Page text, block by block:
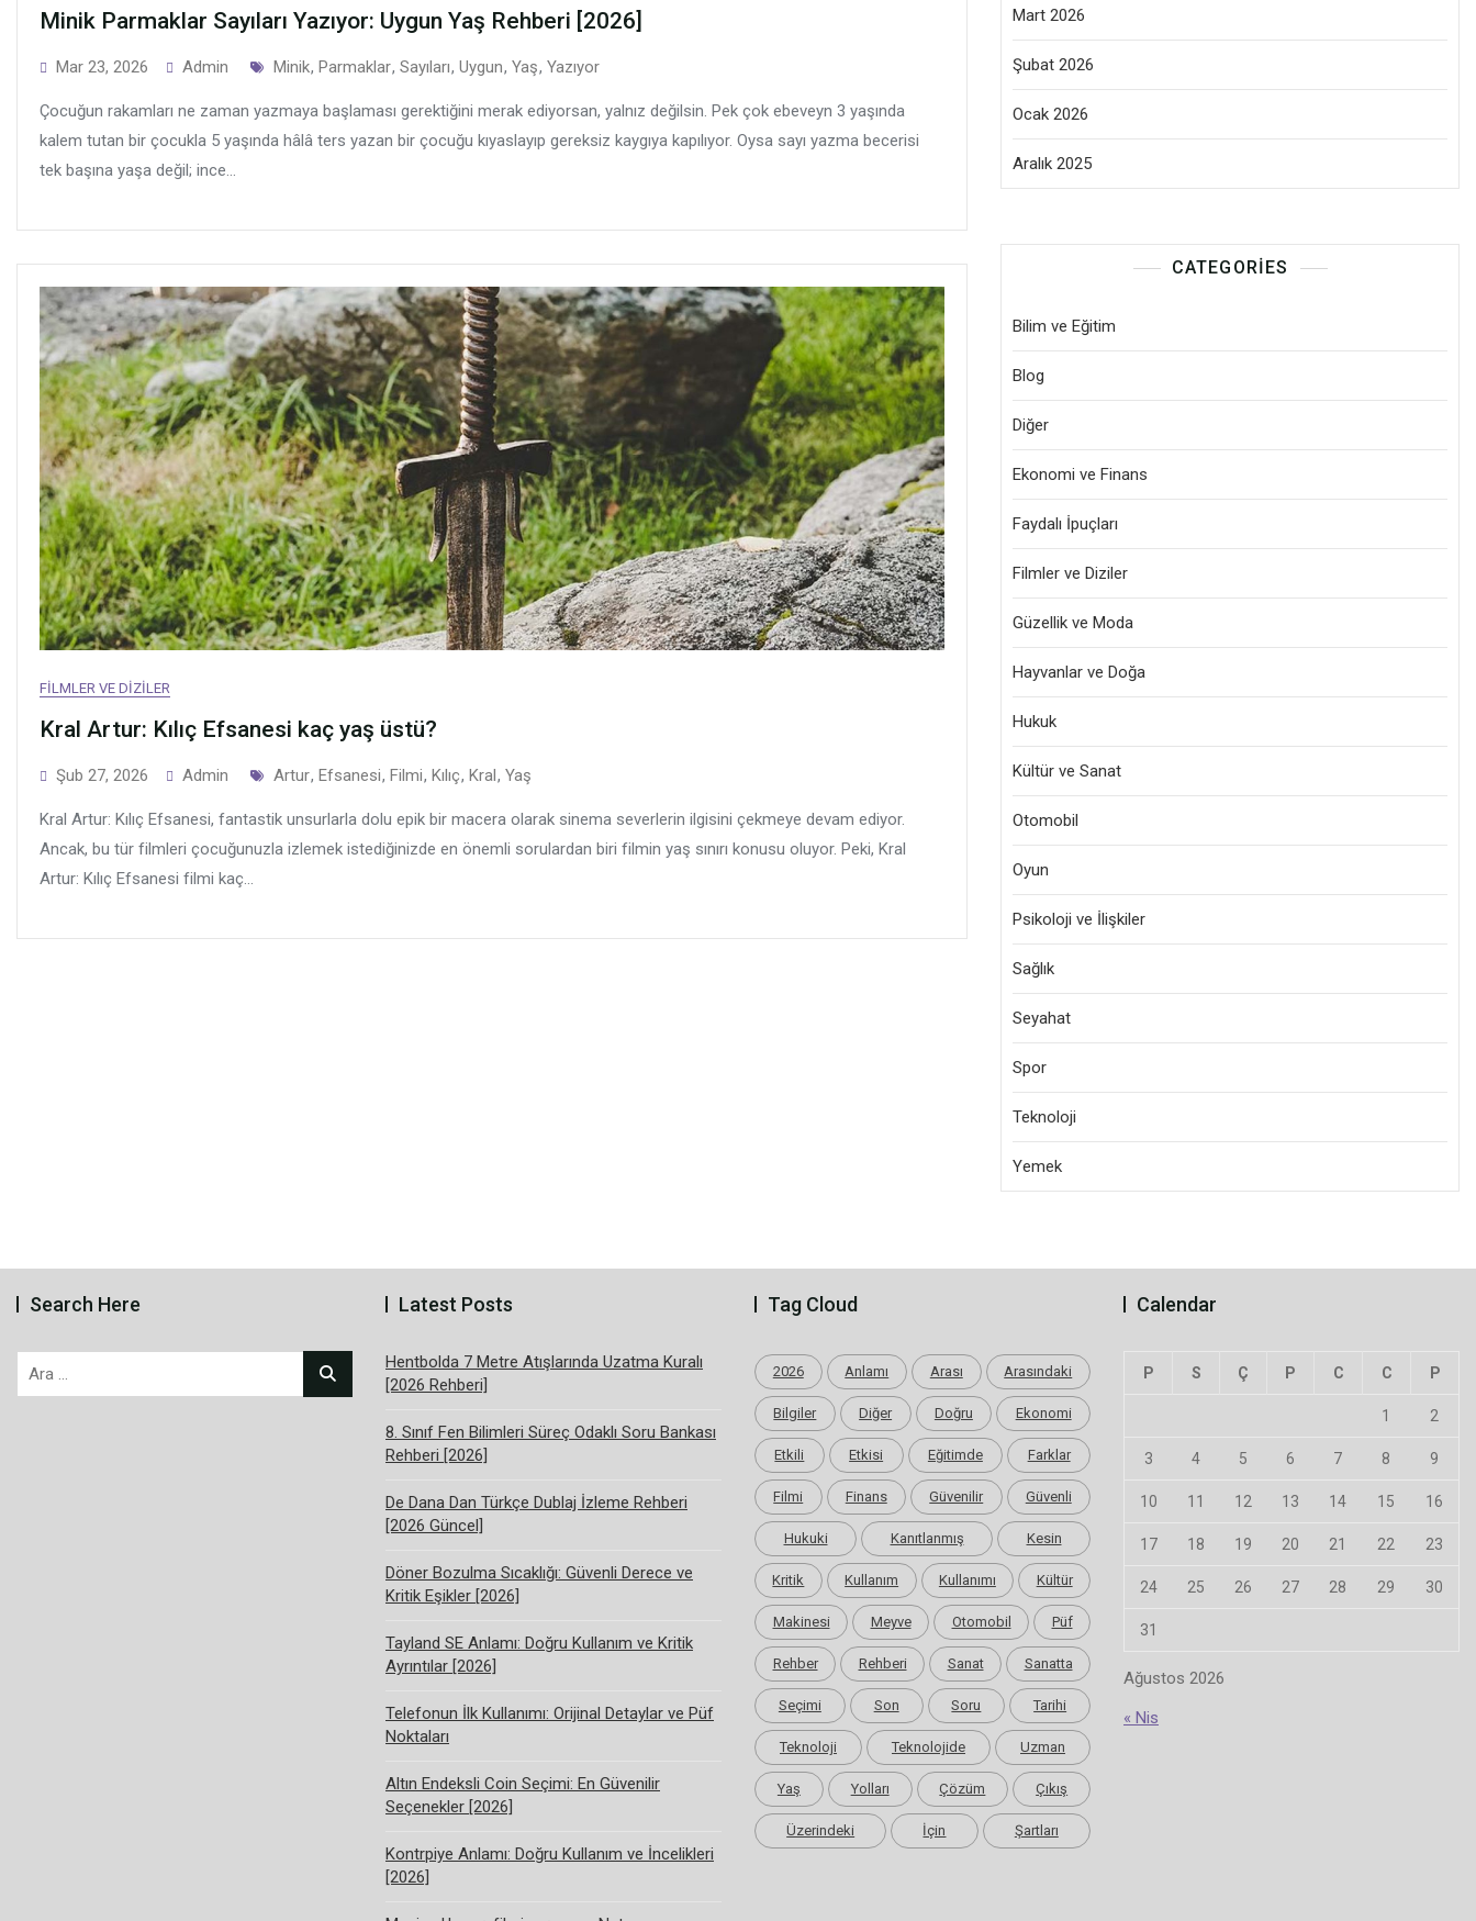
Minik Parmaklar Sayıları Yazıyor: Uygun Yaş Rehberi [2026]
Mar 23, 2026 Admin Tags
Minik, Parmaklar, Sayıları, Uygun, Yaş, Yazıyor
Çocuğun rakamları ne zaman yazmaya başlaması gerektiğini merak ediyorsan, yalnız değilsin. Pek çok ebeveyn 3 yaşında
kalem tutan bir çocukla 5 yaşında hâlâ ters yazan bir çocuğu kıyaslayıp gereksiz kaygıya kapılıyor. Oysa sayı yazma becerisi
tek başına yaşa değil; ince...
FILMLER VE DIZILER
Kral Artur: Kılıç Efsanesi kaç yaş üstü?
Şub 27, 2026 Admin Tags
Artur, Efsanesi, Filmi, Kılıç, Kral, Yaş
Kral Artur: Kılıç Efsanesi, fantastik unsurlarla dolu epik bir macera olarak sinema severlerin ilgisini çekmeye devam ediyor.
Ancak, bu tür filmleri çocuğunuzla izlemek istediğinizde en önemli sorulardan biri filmin yaş sınırı konusu oluyor. Peki, Kral
Artur: Kılıç Efsanesi filmi kaç...
Mart 2026
Şubat 2026
Ocak 2026
Aralık 2025
CATEGORIES
Bilim ve Eğitim
Blog
Diğer
Ekonomi ve Finans
Faydalı İpuçları
Filmler ve Diziler
Güzellik ve Moda
Hayvanlar ve Doğa
Hukuk
Kültür ve Sanat
Otomobil
Oyun
Psikoloji ve İlişkiler
Sağlık
Seyahat
Spor
Teknoloji
Yemek
Search Here
Arama:
Latest Posts
Hentbolda 7 Metre Atışlarında Uzatma Kuralı
[2026 Rehberi]
8. Sınıf Fen Bilimleri Süreç Odaklı Soru Bankası
Rehberi [2026]
De Dana Dan Türkçe Dublaj İzleme Rehberi
[2026 Güncel]
Döner Bozulma Sıcaklığı: Güvenli Derece ve
Kritik Eşikler [2026]
Tayland SE Anlamı: Doğru Kullanım ve Kritik
Ayrıntılar [2026]
Telefonun İlk Kullanımı: Orijinal Detaylar ve Püf
Noktaları
Altın Endeksli Coin Seçimi: En Güvenilir
Seçenekler [2026]
Kontrpiye Anlamı: Doğru Kullanım ve İncelikleri
[2026]
Tag Cloud
2026 Anlamı Arası Arasındaki
Bilgiler Diğer Doğru Ekonomi
Etkili Etkisi Eğitimde Farklar
Filmi Finans Güvenilir Güvenli
Hukuki Kanıtlanmış Kesin
Kritik Kullanım Kullanımı Kültür
Makinesi Meyve Otomobil Püf
Rehber Rehberi Sanat Sanatta
Seçimi Son Soru Tarihi
Teknoloji Teknolojide Uzman
Yaş Yolları Çözüm Çıkış
Üzerindeki İçin Şartları
Calendar
Ağustos 2026
P S Ç P C C P
1 2
3 4 5 6 7 8 9
10 11 12 13 14 15 16
17 18 19 20 21 22 23
24 25 26 27 28 29 30
31
« Nis